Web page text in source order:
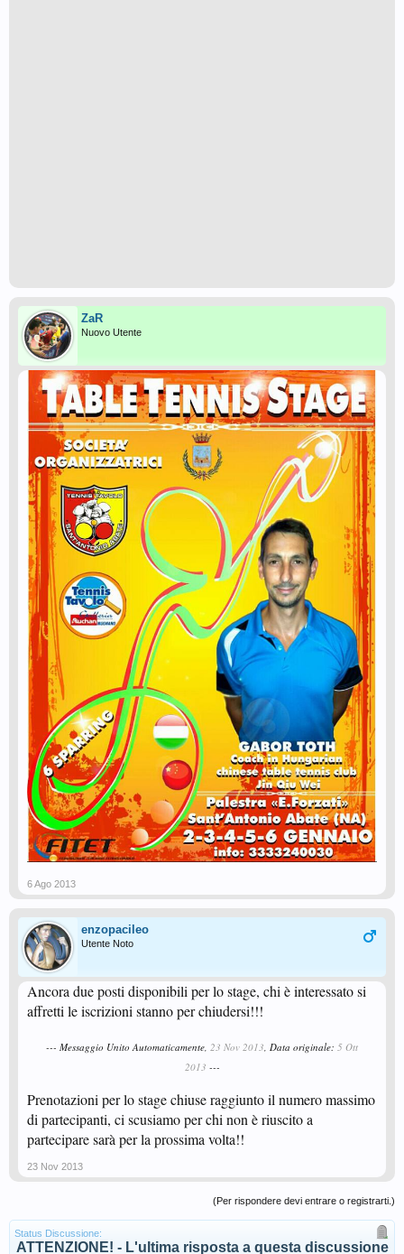
ZaR
Nuovo Utente
6 Ago 2013
enzopacileo
Utente Noto
Ancora due posti disponibili per lo stage, chi è interessato si
affretti le iscrizioni stanno per chiudersi!!!
--- Messaggio Unito Automaticamente, 23 Nov 2013, Data originale: 5 Ott
2013 ---
Prenotazioni per lo stage chiuse raggiunto il numero massimo
di partecipanti, ci scusiamo per chi non è riuscito a
partecipare sarà per la prossima volta!!
23 Nov 2013
(Per rispondere devi entrare o registrarti.)
Status Discussione:
ATTENZIONE! - L'ultima risposta a questa discussione